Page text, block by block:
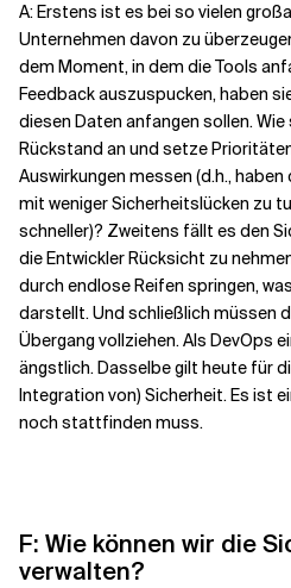
A: Erstens ist es bei so vielen
Unternehmen davon zu
dem Moment, in dem die Tools
Feedback auszuspucken, haben
diesen Daten anfangen sollen. Wie
Rückstand an und setze
Auswirkungen messen (d.h.,
mit weniger Sicherheitslücken zu
schneller)? Zweitens fällt es den
die Entwickler Rücksicht zu
durch endlose Reifen springen,
darstellt. Und schließlich müssen
Übergang vollziehen. Als DevOps
ängstlich. Dasselbe gilt heute für
Integration von) Sicherheit. Es ist
noch stattfinden muss.
F: Wie können wir die
verwalten?